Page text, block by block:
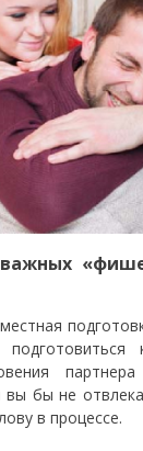
вы бы не
в процессе.